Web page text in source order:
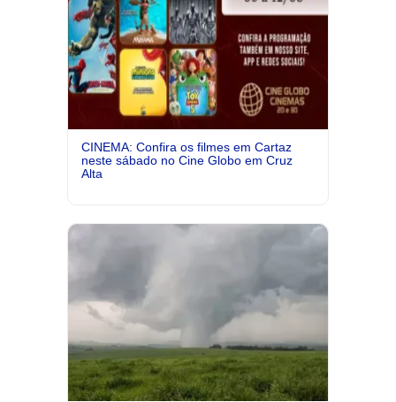
CINEMA: Confira os filmes em Cartaz
neste sábado no Cine Globo em Cruz
Alta